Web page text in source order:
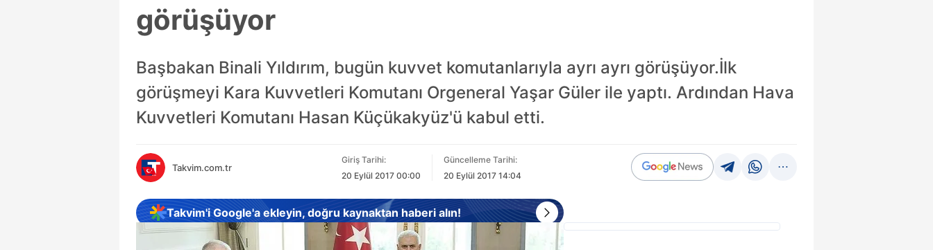
görüşüyor
Başbakan Binali Yıldırım, bugün kuvvet komutanlarıyla ayrı ayrı görüşüyor.İlk
görüşmeyi Kara Kuvvetleri Komutanı Orgeneral Yaşar Güler ile yaptı. Ardından Hava
Kuvvetleri Komutanı Hasan Küçükakyüz'ü kabul etti.
Takvim.com.tr
Giriş Tarihi:
20 Eylül 2017 00:00
Güncelleme Tarihi:
20 Eylül 2017 14:04
Takvim'i Google'a ekleyin, doğru kaynaktan haberi alın!